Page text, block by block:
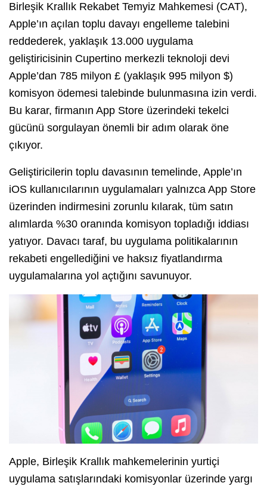
Birleşik Krallık Rekabet Temyiz Mahkemesi (CAT),
Apple’ın açılan toplu davayı engelleme talebini
reddederek, yaklaşık 13.000 uygulama
geliştiricisinin Cupertino merkezli teknoloji devi
Apple’dan 785 milyon £ (yaklaşık 995 milyon $)
komisyon ödemesi talebinde bulunmasına izin verdi.
Bu karar, firmanın App Store üzerindeki tekelci
gücünü sorgulayan önemli bir adım olarak öne
çıkıyor.
Geliştiricilerin toplu davasının temelinde, Apple’ın
iOS kullanıcılarının uygulamaları yalnızca App Store
üzerinden indirmesini zorunlu kılarak, tüm satın
alımlarda %30 oranında komisyon topladığı iddiası
yatıyor. Davacı taraf, bu uygulama politikalarının
rekabeti engellediğini ve haksız fiyatlandırma
uygulamalarına yol açtığını savunuyor.
Apple, Birleşik Krallık mahkemelerinin yurtiçi
uygulama satışlarındaki komisyonlar üzerinde yargı